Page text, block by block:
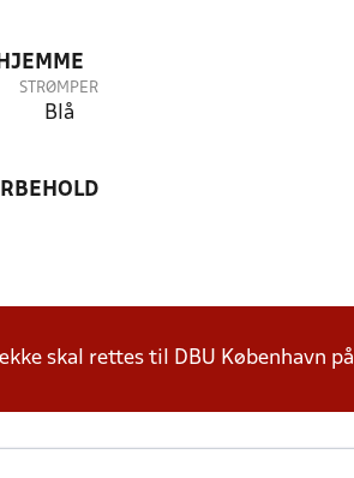
STRØMPER
Blå
skal rettes til DBU København på